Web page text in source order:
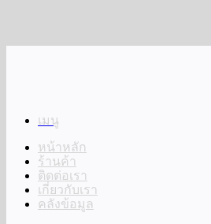
เมนู
หน้าหลัก
ร้านค้า
ติดต่อเรา
เกี่ยวกับเรา
คลังข้อมูล